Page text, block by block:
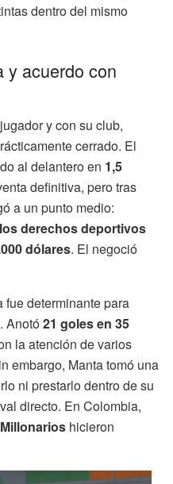
dentro del mismo
y acuerdo con
y con su club,
cerrado. El
al delantero en 1,5
definitiva, pero tras
a un punto medio:
derechos deportivos
dólares. El negoció
fue determinante para
Anotó21 goles en 35
la atención de varios
embargo, Manta tomó una
ni prestarlo dentro de su
directo. En Colombia,
Millonarios hicieron